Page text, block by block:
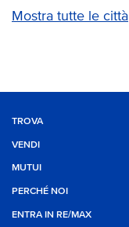
Mostra tutte le città
TROVA
VENDI
MUTUI
PERCHÉ NOI
ENTRA IN RE/MAX